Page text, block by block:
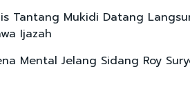
Tantang Mukidi Datang
Ijazah
Mental Jelang Sidang Roy